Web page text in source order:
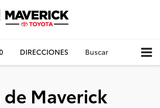
DIRECCIONES Buscar
Maverick